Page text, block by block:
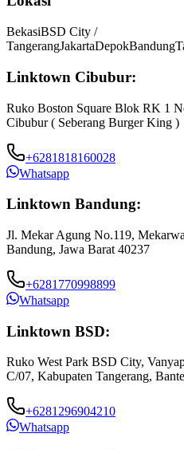
BekasiBSD City /
TangerangJakartaDepokBandung
Linktown Cibubur:
Ruko Boston Square Blok RK 1
Cibubur ( Seberang Burger King )
+6281818160028
Whatsapp
Linktown Bandung:
Jl. Mekar Agung No.119,
Bandung, Jawa Barat 40237
+6281770998899
Whatsapp
Linktown BSD:
Ruko West Park BSD City,
C/07, Kabupaten Tangerang,
+6281296904210
Whatsapp